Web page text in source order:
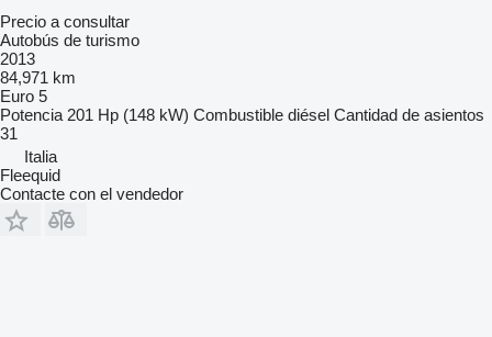
Precio a consultar
Autobús de turismo
2013
84,971 km
Euro 5
Potencia 201 Hp (148 kW) Combustible diésel Cantidad de asientos
31
Italia
Fleequid
Contacte con el vendedor